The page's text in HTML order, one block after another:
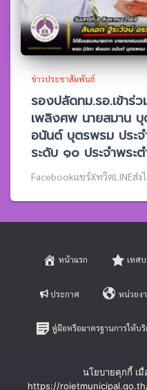
ข่าวประชาสัมพันธ์
รองปลัดทม.รอ.เข้าร่
เพลิงศพ นายสมาน
อนันต์ บุตรพรม ประจ
ระดับ ๑๐ ประจำพระ
Facebookแชร์XทวิตLINEส่ง
หน้าแรก เทศ
ประกาศ หน่วยง
คู่มือหรือมาตรฐานการให้บ
นโยบายคุกกี้ เมื่
https://